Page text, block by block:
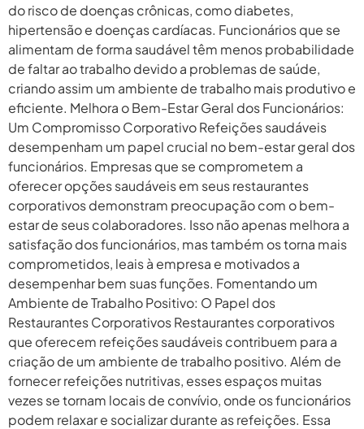
do risco de doenças crônicas, como diabetes,
hipertensão e doenças cardíacas. Funcionários que se
alimentam de forma saudável têm menos probabilidade
de faltar ao trabalho devido a problemas de saúde,
criando assim um ambiente de trabalho mais produtivo e
eficiente. Melhora o Bem-Estar Geral dos Funcionários:
Um Compromisso Corporativo Refeições saudáveis
desempenham um papel crucial no bem-estar geral dos
funcionários. Empresas que se comprometem a
oferecer opções saudáveis em seus restaurantes
corporativos demonstram preocupação com o bem-
estar de seus colaboradores. Isso não apenas melhora a
satisfação dos funcionários, mas também os torna mais
comprometidos, leais à empresa e motivados a
desempenhar bem suas funções. Fomentando um
Ambiente de Trabalho Positivo: O Papel dos
Restaurantes Corporativos Restaurantes corporativos
que oferecem refeições saudáveis contribuem para a
criação de um ambiente de trabalho positivo. Além de
fornecer refeições nutritivas, esses espaços muitas
vezes se tornam locais de convívio, onde os funcionários
podem relaxar e socializar durante as refeições. Essa